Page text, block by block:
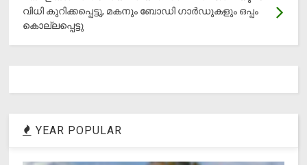
വിധി കുറിക്കപ്പെട്ടു, മകനും ബോഡി ഗാര്‍ഡുകളും ഒപ്പം
കൊല്ലപ്പെട്ടു
YEAR POPULAR